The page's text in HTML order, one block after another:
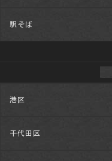
駅そば
港区
千代田区